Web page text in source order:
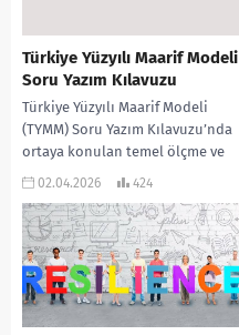
Türkiye Yüzyılı Maarif Modeli
Soru Yazım Kılavuzu
Türkiye Yüzyılı Maarif Modeli
(TYMM) Soru Yazım Kılavuzu’nda
ortaya konulan temel ölçme ve
değerlendirme yaklaşımı, eğitim
aktarımına...
02.04.2026 424